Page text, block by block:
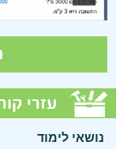
עזרי
נושאי לימוד